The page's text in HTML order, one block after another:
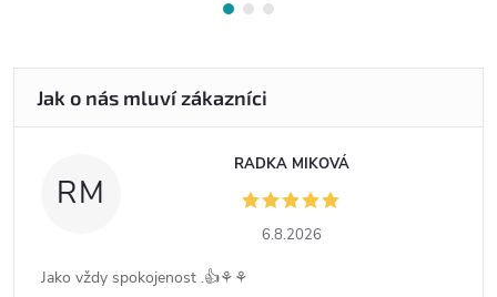
RM
RADKA MIKOVÁ
6.8.2026
Jako vždy spokojenost .👍⚘️⚘️